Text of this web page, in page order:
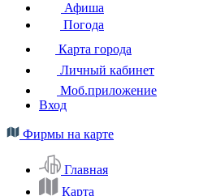
Афиша
Погода
Карта города
Личный кабинет
Моб.приложение
Вход
Фирмы на карте
Главная
Карта